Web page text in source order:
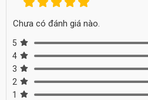
Chưa có đánh giá nào.
5
4
3
2
1